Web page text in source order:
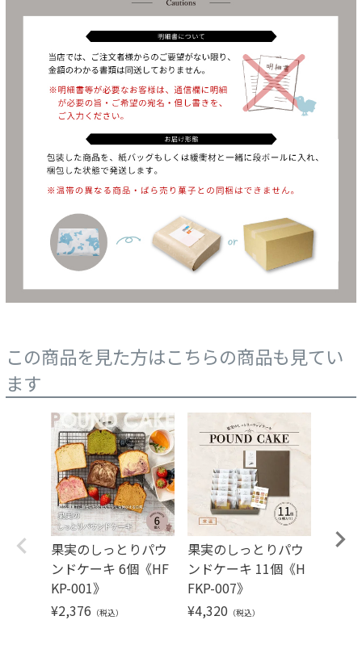
この商品を見た方はこちらの商品も見てい
ます
果実のしっとりパウ
ンドケーキ 6個《HF
KP-001》
¥2,376 （税込）
果実のしっとりパウ
ンドケーキ 11個《H
FKP-007》
¥4,320 （税込）
果実